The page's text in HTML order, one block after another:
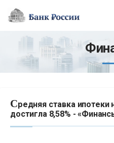
Средняя ставка ипотеки
достигла 8,58% -